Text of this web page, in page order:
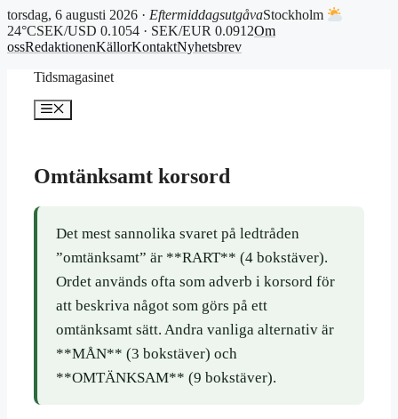
torsdag, 6 augusti 2026 · EftermiddagsutgåvaStockholm
24°CSEK/USD 0.1054 · SEK/EUR 0.0912Om
ossRedaktionenKällorKontaktNyhetsbrev
Tidsmagasinet
Meny
Omtänksamt korsord
Det mest sannolika svaret på ledtråden
”omtänksamt” är **RART** (4 bokstäver).
Ordet används ofta som adverb i korsord för
att beskriva något som görs på ett
omtänksamt sätt. Andra vanliga alternativ är
**MÅN** (3 bokstäver) och
**OMTÄNKSAM** (9 bokstäver).